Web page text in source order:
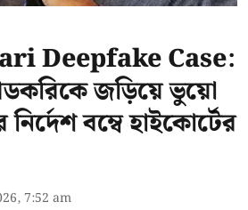
Deepfake Case:
জড়িয়ে ভুয়ো
বম্বে হাইকোর্টের
7:52 am